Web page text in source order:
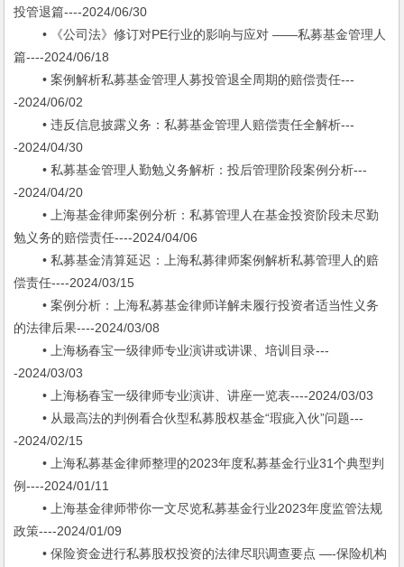
投管退篇----2024/06/30
• 《公司法》修订对PE行业的影响与应对 ——私募基金管理人
篇----2024/06/18
• 案例解析私募基金管理人募投管退全周期的赔偿责任---
-2024/06/02
• 违反信息披露义务：私募基金管理人赔偿责任全解析---
-2024/04/30
• 私募基金管理人勤勉义务解析：投后管理阶段案例分析---
-2024/04/20
• 上海基金律师案例分析：私募管理人在基金投资阶段未尽勤
勉义务的赔偿责任----2024/04/06
• 私募基金清算延迟：上海私募律师案例解析私募管理人的赔
偿责任----2024/03/15
• 案例分析：上海私募基金律师详解未履行投资者适当性义务
的法律后果----2024/03/08
• 上海杨春宝一级律师专业演讲或讲课、培训目录---
-2024/03/03
• 上海杨春宝一级律师专业演讲、讲座一览表----2024/03/03
• 从最高法的判例看合伙型私募股权基金“瑕疵入伙”问题---
-2024/02/15
• 上海私募基金律师整理的2023年度私募基金行业31个典型判
例----2024/01/11
• 上海基金律师带你一文尽览私募基金行业2023年度监管法规
政策----2024/01/09
• 保险资金进行私募股权投资的法律尽职调查要点 —-保险机构